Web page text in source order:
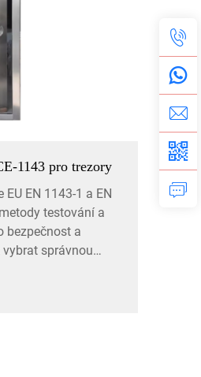
1143 pro trezory
EN 1143-1 a EN
testování a
bezpečnost a
správnou